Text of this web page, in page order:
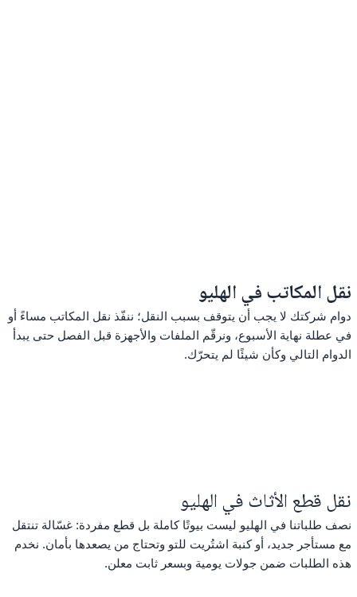
نقل المكاتب في الهليو
دوام شركتك لا يجب أن يتوقف بسبب النقل؛ ننفّذ نقل المكاتب مساءً أو
في عطلة نهاية الأسبوع، ونرقّم الملفات والأجهزة قبل الفصل حتى يبدأ
الدوام التالي وكأن شيئًا لم يتحرّك.
نقل قطع الأثاث في الهليو
نصف طلباتنا في الهليو ليست بيوتًا كاملة بل قطع مفردة: غسّالة تنتقل
مع مستأجر جديد، أو كنبة اشتُريت للتو وتحتاج من يصعدها بأمان. نخدم
هذه الطلبات ضمن جولات يومية وبسعر ثابت معلن.